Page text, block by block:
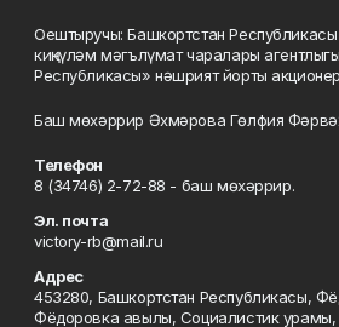
Оештыручы: Башкортстан
киңкүләм мәгълүмат чаралары
Республикасы» нәшрият йорты
Баш мөхәррир Әхмәрова Гөлфия
Телефон
8 (34746) 2-72-88 - баш мөхәррир.
Эл. почта
victory-rb@mail.ru
Адрес
453280, Башкортстан Республикасы,
Фёдоровка авылы, Социалистик урамы,